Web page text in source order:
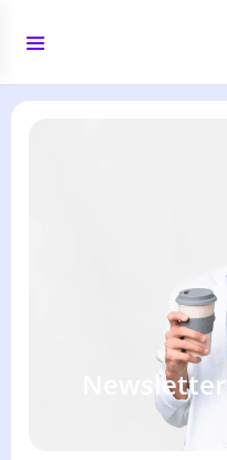
Newsletter